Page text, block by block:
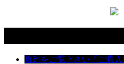
規約をご覧下さい「ご購